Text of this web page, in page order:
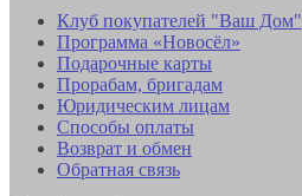
Клуб покупателей "Ваш Дом"
Программа «Новосёл»
Подарочные карты
Прорабам, бригадам
Юридическим лицам
Способы оплаты
Возврат и обмен
Обратная связь